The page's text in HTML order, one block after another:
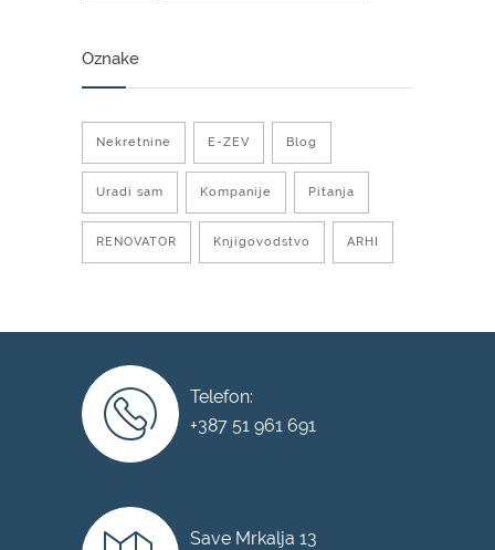
Oznake
Nekretnine E-ZEV Blog
Uradi sam Kompanije Pitanja
RENOVATOR Knjigovodstvo ARHI
Telefon:
+387 51 961 691
Save Mrkalja 13